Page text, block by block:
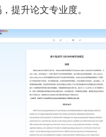
提升论文专业度。